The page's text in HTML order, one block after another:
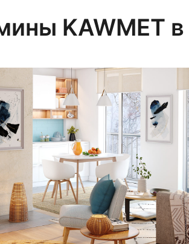
KAWMET в